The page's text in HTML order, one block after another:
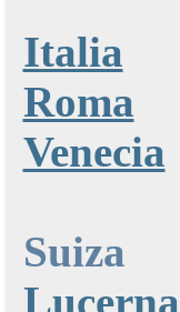
Italia
Roma
Venecia
Suiza
Lucerna